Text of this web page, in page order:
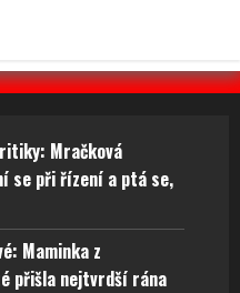
Mračková
se při řízení a ptá se,
Maminka z
přišla nejtvrdší rána